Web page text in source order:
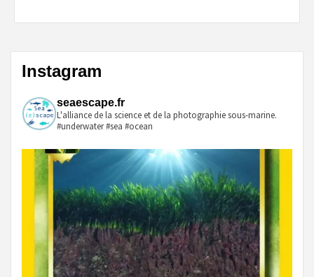
Instagram
seaescape.fr
L'alliance de la science et de la photographie sous-marine.
#underwater #sea #ocean